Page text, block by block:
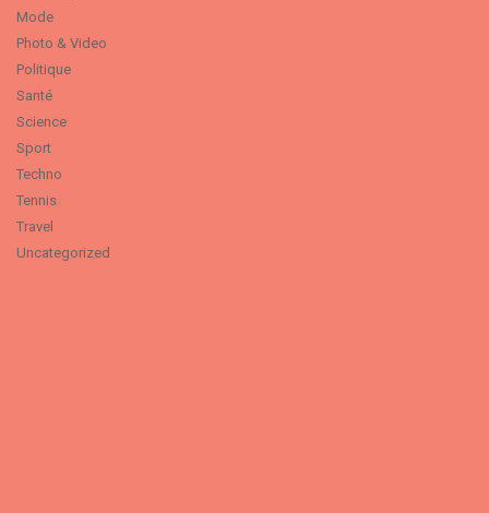
Mode
Photo & Video
Politique
Santé
Science
Sport
Techno
Tennis
Travel
Uncategorized